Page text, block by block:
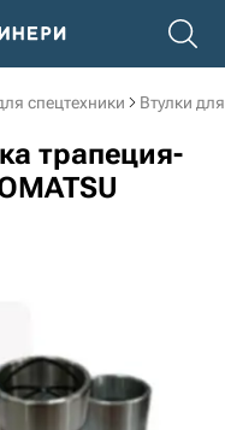
спецтехники Втулки
трапеция-